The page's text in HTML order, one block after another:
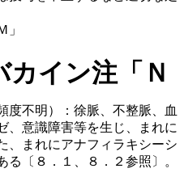
不明）：徐脈、不整脈、血
、意識障害等を生じ、まれに
、まれにアナフィラキシーシ
〔８．１、８．２参照〕。
」
カイン注「Ｎ